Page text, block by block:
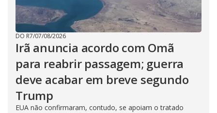
DO R7/07/08/2026
Irã anuncia acordo com Omã
para reabrir passagem; guerra
deve acabar em breve segundo
Trump
EUA não confirmaram, contudo, se apoiam o tratado